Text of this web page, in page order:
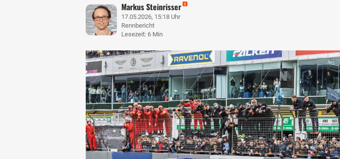
Markus Steinrisser
17.05.2026, 15:18 Uhr
Rennbericht
Lesezeit: 6 Min